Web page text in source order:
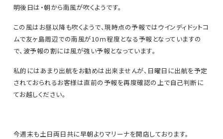
明後日は・朝から南風が吹くようです。
この風はお昼以降も吹くようで、現時点の予報ではウインディドットコ
ムで友ヶ島周辺での南風が10ｍ程度となる予報となっていますの
で、波予報の割には風が強い予報となっています。
私的にはあまり出航をお勧めは出来ませんが、日曜日に出航を予定
されておられるお客様は直前の予報を再度確認の上で自己判断に
てお越しください。
今週末も土日両日共に早朝よりマリーナを開店しております。